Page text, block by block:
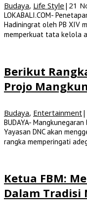
Budaya, Life Style | 21
LOKABALI.COM-
Hadiningrat oleh PB XIV
memperkuat tata kelola
Berikut
Projo
Budaya, Entertainment|
BUDAYA-
Yayasan DNC akan
rangka memperingati
Ketua FBM:
Dalam Tradisi